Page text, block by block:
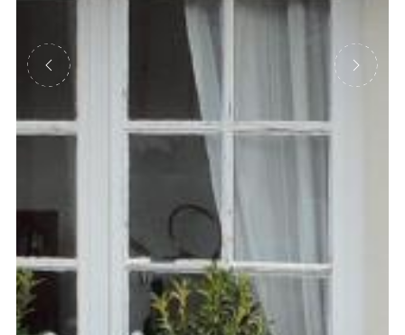
Précédent Suivant